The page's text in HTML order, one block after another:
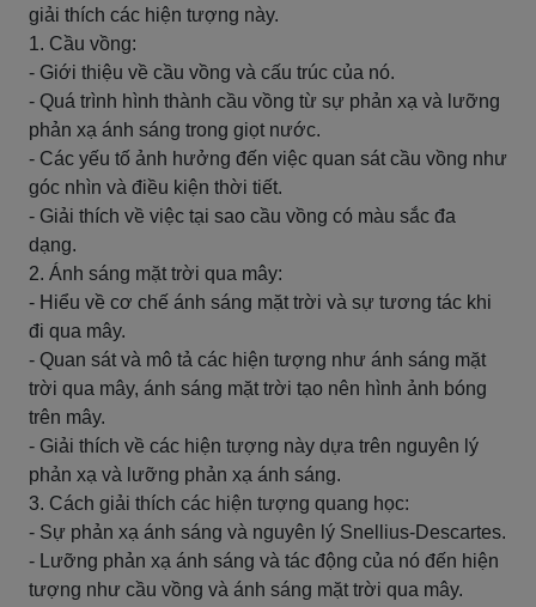
giải thích các hiện tượng này.
1. Cầu vồng:
- Giới thiệu về cầu vồng và cấu trúc của nó.
- Quá trình hình thành cầu vồng từ sự phản xạ và lưỡng
phản xạ ánh sáng trong giọt nước.
- Các yếu tố ảnh hưởng đến việc quan sát cầu vồng như
góc nhìn và điều kiện thời tiết.
- Giải thích về việc tại sao cầu vồng có màu sắc đa
dạng.
2. Ánh sáng mặt trời qua mây:
- Hiểu về cơ chế ánh sáng mặt trời và sự tương tác khi
đi qua mây.
- Quan sát và mô tả các hiện tượng như ánh sáng mặt
trời qua mây, ánh sáng mặt trời tạo nên hình ảnh bóng
trên mây.
- Giải thích về các hiện tượng này dựa trên nguyên lý
phản xạ và lưỡng phản xạ ánh sáng.
3. Cách giải thích các hiện tượng quang học:
- Sự phản xạ ánh sáng và nguyên lý Snellius-Descartes.
- Lưỡng phản xạ ánh sáng và tác động của nó đến hiện
tượng như cầu vồng và ánh sáng mặt trời qua mây.